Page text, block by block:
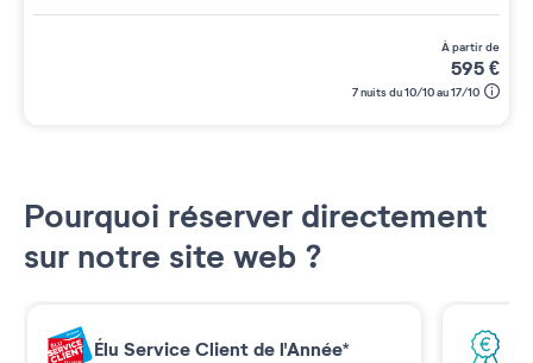
à partir de
595€
7 nuits du 10/10 au 17/10
Pourquoi réserver directement
sur notre site web ?
Élu Service Client de l'Année*